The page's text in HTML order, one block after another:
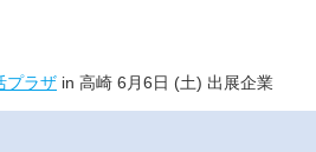
プラザ in 高崎 6月6日 (土) 出展企業